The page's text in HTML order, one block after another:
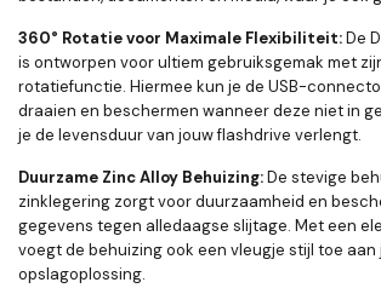
360° Rotatie voor Maximale Flexibiliteit:De
is ontworpen voor ultiem gebruiksgemak met
rotatiefunctie. Hiermee kun je de USB-
draaien en beschermen wanneer deze niet in
je de levensduur van jouw flashdrive verlengt.
Duurzame Zinc Alloy Behuizing:De stevige
zinklegering zorgt voor duurzaamheid en
gegevens tegen alledaagse slijtage. Met een
voegt de behuizing ook een vleugje stijl toe
opslagoplossing.